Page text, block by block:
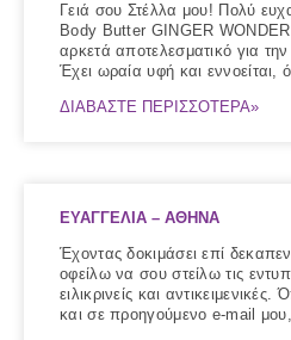
Γειά σου Στέλλα μου! Πολύ
Body Butter GINGER
αρκετά αποτελεσματικό για την
Έχει ωραία υφή και εννοείται,
ΔΙΑΒΑΣΤΕ ΠΕΡΙΣΣΟΤΕΡΑ»
ΕΥΑΓΓΕΛΙΑ – ΑΘΗΝΑ
Έχοντας δοκιμάσει επί
οφείλω να σου στείλω τις
ειλικρινείς και
και σε προηγούμενο e-mail